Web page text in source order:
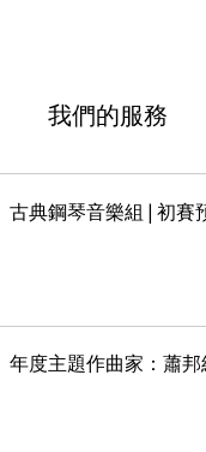
我們的服務
古典鋼琴音樂組 | 初賽
年度主題作曲家：蕭邦